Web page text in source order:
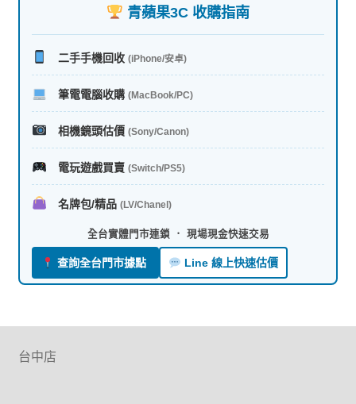
青蘋果3C 收購指南
二手手機回收 (iPhone/安卓)
筆電電腦收購 (MacBook/PC)
相機鏡頭估價 (Sony/Canon)
電玩遊戲買賣 (Switch/PS5)
名牌包/精品 (LV/Chanel)
全台實體門市連鎖 ． 現場現金快速交易
查詢全台門市據點 Line 線上快速估價
台中店